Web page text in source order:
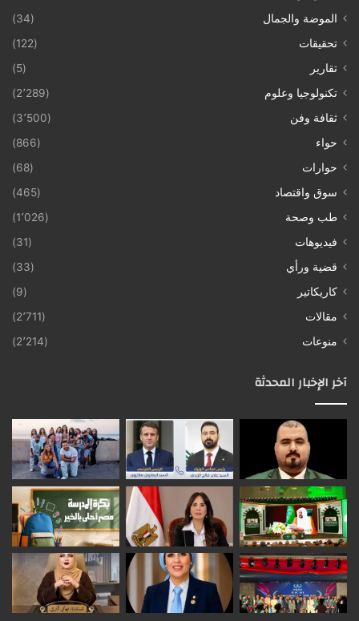
الموضة والجمال
(34)
تحقيقات
(122)
تقارير
(5)
تكنولوجيا وعلوم
(2٬289)
ثقافة وفن
(3٬500)
حواء
(866)
حوارات
(68)
سوق واقتصاد
(465)
طب وصحة
(1٬026)
فيديوهات
(31)
قضية ورأي
(33)
كاريكاتير
(9)
مقالات
(2٬711)
منوعات
(2٬214)
آخر الإخبار المحدثة